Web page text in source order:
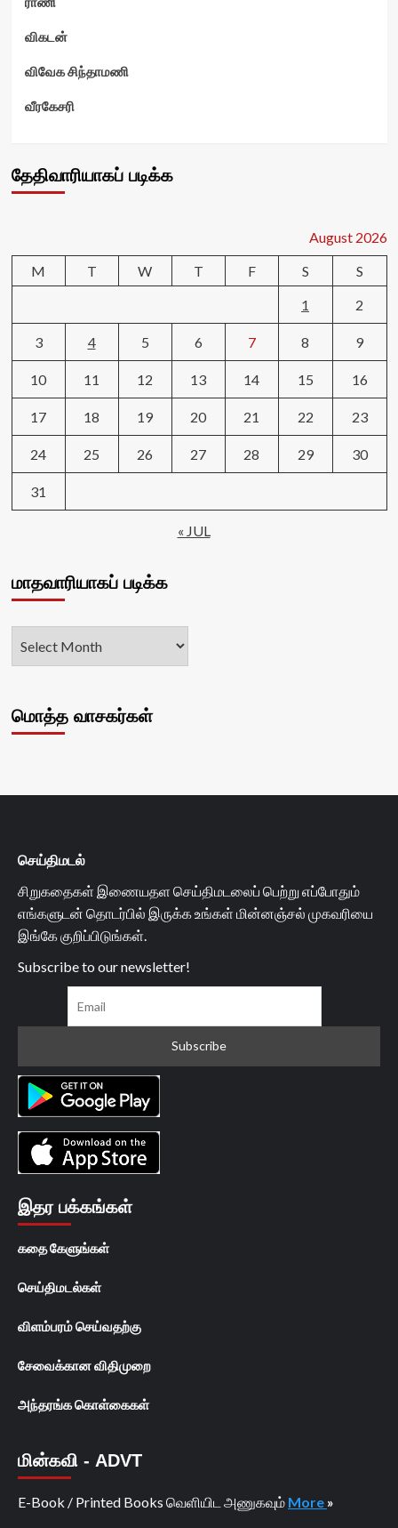
விகடன்
விவேக சிந்தாமணி
வீரகேசரி
தேதிவாரியாகப் படிக்க
August 2026
M
T W T F S
S
1
2
3 4 5 6 7 8 9
10 11 12 13 14 15 16
17 18 19 20 21 22 23
24 25 26 27 28 29 30
31
« JUL
மாதவாரியாகப் படிக்க
மொத்த வாசகர்கள்
செய்திமடல்
சிறுகதைகள் இணையதள செய்திமடலைப் பெற்று எப்போதும்
எங்களுடன் தொடர்பில் இருக்க உங்கள் மின்னஞ்சல் முகவரியை
இங்கே குறிப்பிடுங்கள்.
Subscribe to our newsletter!
இதர பக்கங்கள்
கதை கேளுங்கள்
செய்திமடல்கள்
விளம்பரம் செய்வதற்கு
சேவைக்கான விதிமுறை
அந்தரங்க கொள்கைகள்
மின்கவி - ADVT
E-Book / Printed Books வெளியிட அணுகவும் More »